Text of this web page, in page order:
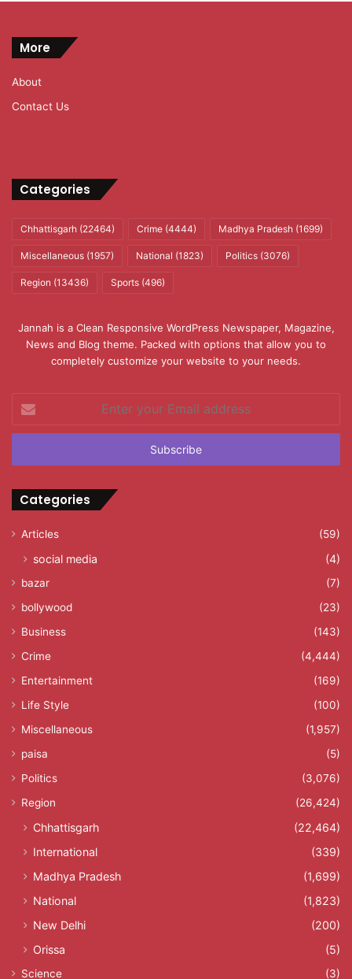
More
About
Contact Us
Categories
Chhattisgarh (22464) Crime (4444) Madhya Pradesh (1699)
Miscellaneous (1957) National (1823) Politics (3076)
Region (13436) Sports (496)
Jannah is a Clean Responsive WordPress Newspaper, Magazine,
News and Blog theme. Packed with options that allow you to
completely customize your website to your needs.
your
Email
Categories
Articles (59)
social media (4)
bazar
(7)
bollywood
(23)
Business
(143)
Crime
(4,444)
Entertainment
(169)
Life Style
(100)
Miscellaneous
(1,957)
paisa
(5)
Politics
(3,076)
Region
(26,424)
Chhattisgarh
(22,464)
International
(339)
Madhya Pradesh
(1,699)
National
(1,823)
New Delhi
(200)
Orissa
(5)
Science (3)